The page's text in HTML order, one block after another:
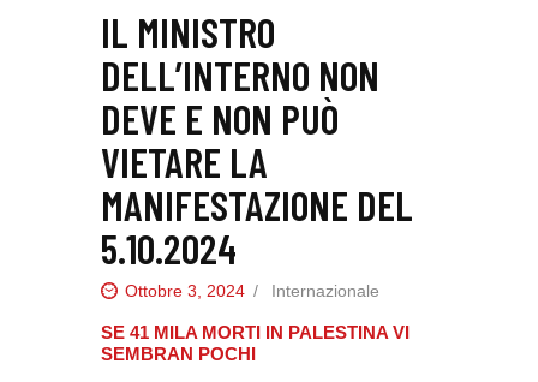
INTERNAZIONALE
RASSEGNA STAMPA
IL MINISTRO
DELL’INTERNO NON
DEVE E NON PUÒ
VIETARE LA
MANIFESTAZIONE DEL
5.10.2024
Ottobre 3, 2024 Internazionale
SE 41 MILA MORTI IN PALESTINA VI
SEMBRAN POCHI